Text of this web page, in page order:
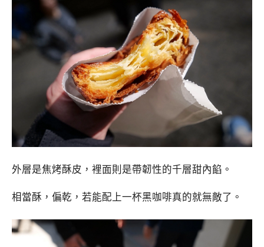
外層是焦烤酥皮，裡面則是帶韌性的千層甜內餡。
相當酥，偏乾，若能配上一杯黑咖啡真的就無敵了。